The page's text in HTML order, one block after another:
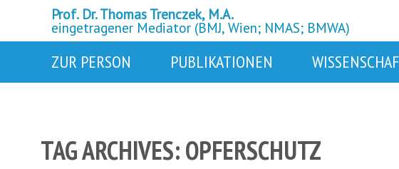
Prof. Dr. Thomas Trenczek, M.A.
eingetragener Mediator (BMJ, Wien; NMAS; BMWA)
ZUR PERSON PUBLIKATIONEN
TAG ARCHIVES:OPFERSCHUTZ